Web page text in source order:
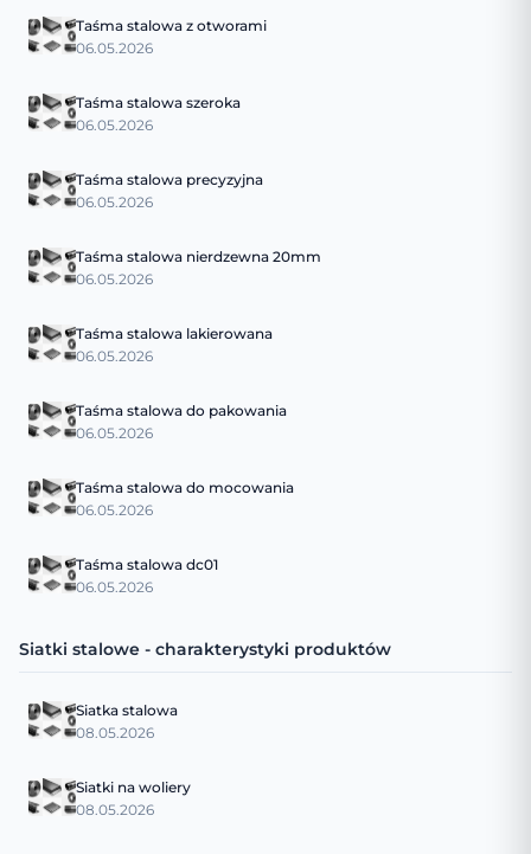
Taśma stalowa z otworami
06.05.2026
Taśma stalowa szeroka
06.05.2026
Taśma stalowa precyzyjna
06.05.2026
Taśma stalowa nierdzewna 20mm
06.05.2026
Taśma stalowa lakierowana
06.05.2026
Taśma stalowa do pakowania
06.05.2026
Taśma stalowa do mocowania
06.05.2026
Taśma stalowa dc01
06.05.2026
Siatki stalowe - charakterystyki produktów
Siatka stalowa
08.05.2026
Siatki na woliery
08.05.2026